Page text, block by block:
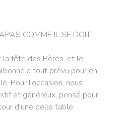
COMME IL SE DOIT
la fête des Pères, et le
a tout prévu pour en
Pour l'occasion, nous
et généreux, pensé pour
d'une belle table.